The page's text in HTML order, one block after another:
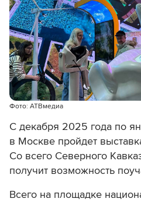
Фото: АТВмедиа
С декабря 2025 года по
в Москве пройдет
Со всего Северного
получит возможность
Всего на площадке